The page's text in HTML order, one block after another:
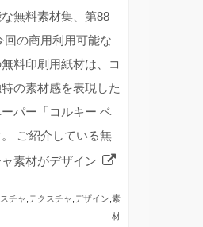
無料素材集、第88
回の商用利用可能な
料印刷用紙材は、コ
の素材感を表現した
パー「コルキー ベ
ご紹介している無
素材がデザイン
チャ テクスチャ デザイン 素
材